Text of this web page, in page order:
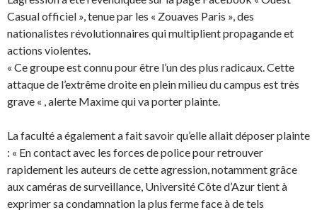
Casual officiel », tenue par les « Zouaves Paris », des
nationalistes révolutionnaires qui multiplient propagande et
actions violentes.
« Ce groupe est connu pour être l’un des plus radicaux. Cette
attaque de l’extrême droite en plein milieu du campus est très
grave « , alerte Maxime qui va porter plainte.
La faculté a également a fait savoir qu’elle allait déposer plainte
: « En contact avec les forces de police pour retrouver
rapidement les auteurs de cette agression, notamment grâce
aux caméras de surveillance, Université Côte d’Azur tient à
exprimer sa condamnation la plus ferme face à de tels